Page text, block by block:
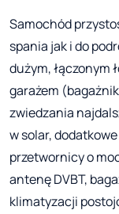
Samochód
spania jak i do
dużym, łączonym
garażem
zwiedzania
w solar,
przetwornicy o
antenę DVBT,
klimatyzacji